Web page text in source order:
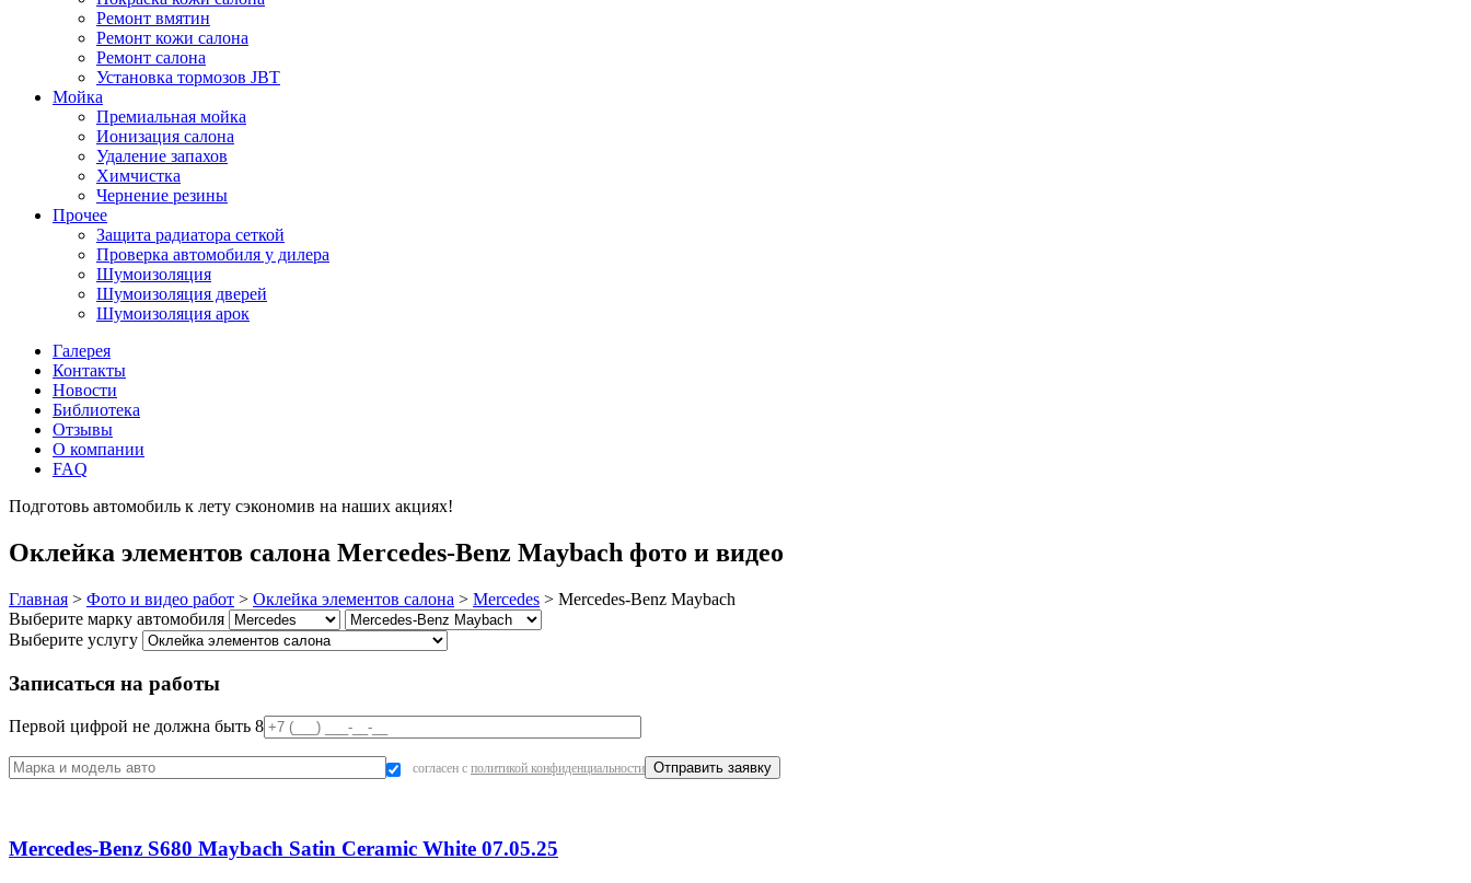
Ремонт вмятин
Ремонт кожи салона
Ремонт салона
Установка тормозов JBT
Мойка
Премиальная мойка
Ионизация салона
Удаление запахов
Химчистка
Чернение резины
Прочее
Защита радиатора сеткой
Проверка автомобиля у дилера
Шумоизоляция
Шумоизоляция дверей
Шумоизоляция арок
Галерея
Контакты
Новости
Библиотека
Отзывы
О компании
FAQ
Подготовь автомобиль к лету сэкономив на наших акциях!
Оклейка элементов салона Mercedes-Benz Maybach фото и видео
Главная > Фото и видео работ > Оклейка элементов салона > Mercedes > Mercedes-Benz Maybach
Выберите марку автомобиля
Выберите услугу
Записаться на работы
Первой цифрой не должна быть 8
согласен с политикой конфиденциальности
Mercedes-Benz S680 Maybach Satin Ceramic White 07.05.25